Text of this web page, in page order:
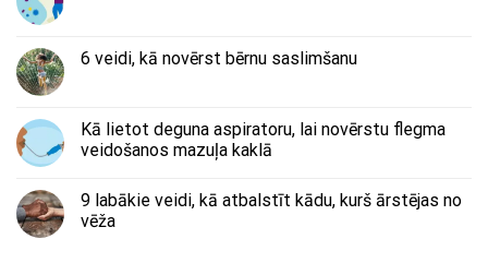
6 veidi, kā novērst bērnu saslimšanu
Kā lietot deguna aspiratoru, lai novērstu flegma
veidošanos mazuļa kaklā
9 labākie veidi, kā atbalstīt kādu, kurš ārstējas no
vēža